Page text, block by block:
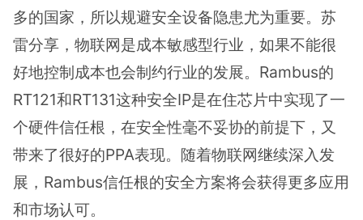
多的国家，所以规避安全设备隐患尤为重要。苏
雷分享，物联网是成本敏感型行业，如果不能很
好地控制成本也会制约行业的发展。Rambus的
RT121和RT131这种安全IP是在住芯片中实现了一
个硬件信任根，在安全性毫不妥协的前提下，又
带来了很好的PPA表现。随着物联网继续深入发
展，Rambus信任根的安全方案将会获得更多应用
和市场认可。